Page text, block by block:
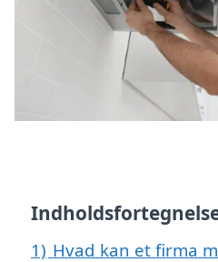
1) Hvad kan et firma